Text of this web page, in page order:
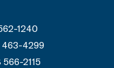
1240
463-4299
566-2115